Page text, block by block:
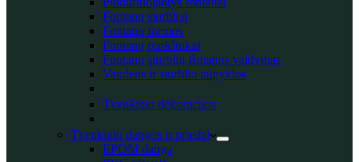
Fontanų siurbliai
Fontanų formos
Fontanų purkštukai
Fontanų siurblių išmanus valdymas
Vandens ir siurblio talpyklos
Tvenkinio dekoracijos
Tvenkinių dangos ir priedai
EPDM danga